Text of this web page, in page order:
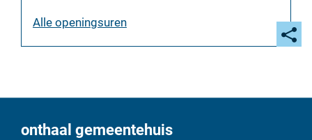
Alle openingsurenmilieudienst
onthaal gemeentehuis